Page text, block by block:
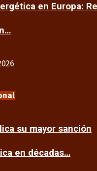
en Europa:
su mayor sanción
en décadas…